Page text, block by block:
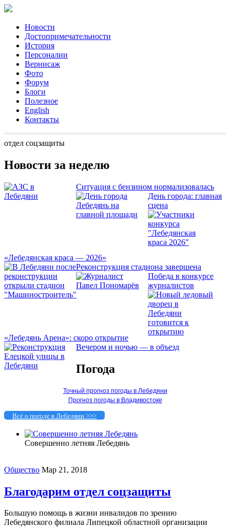
Новости
Достопримечательности
История
Персоналии
Вернисаж
Фото
Форум
Блоги
Полезное
English
Контакты
отдел соцзащиты
Новости за неделю
Ситуация с бензином нормализовалась
День города: главная
сцена
«Лебедянская краса — 2026»
Реконструкция стадиона завершена
Победа в конкурсе
журналистов
«Лебедянь Арена»: скоро открытие
Вечером и ночью — в объезд
Погода
Точный прогноз погоды в Лебедяни
Прогноз погоды в Владивостоке
Всё о погоде в Лебедяни >>>
Совершенно летняя Лебедянь
Общество Мар 21, 2018
Благодарим отдел соцзащиты
Большую помощь в жизни инвалидов по зрению
Лебедянского филиала Липецкой областной организации